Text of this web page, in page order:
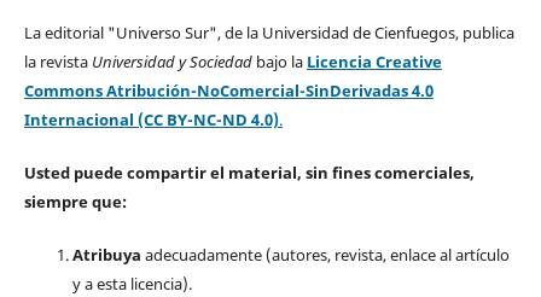
La editorial "Universo Sur", de la Universidad de Cienfuegos, publica
la revista Universidad y Sociedad bajo la Licencia Creative
Commons Atribución-NoComercial-SinDerivadas 4.0
Internacional (CC BY-NC-ND 4.0).
Usted puede compartir el material, sin fines comerciales,
siempre que:
Atribuya adecuadamente (autores, revista, enlace al artículo
y a esta licencia).